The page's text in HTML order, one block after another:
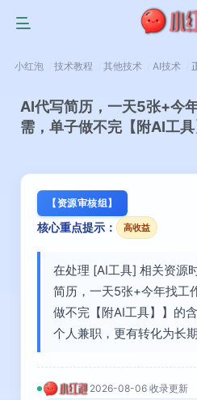
小红泡 技术教程 其他技术 AI技术
AI代写简历，一天5张+今
需，单子做不完【附AI工具
【资源审核组】
核心重点提示： 高收益
在处理 [AI工具] 相关资源
简历，一天5张+今年找工
做不完【附AI工具】】的
个人兼职，更有转化为长
2026-08-06 收录更新